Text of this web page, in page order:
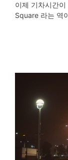
이제 기차시간
Square 라는 역